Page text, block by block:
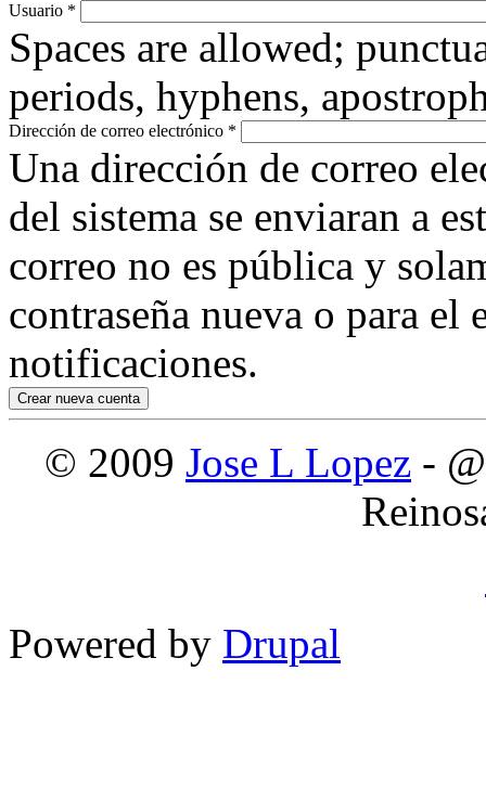
Usuario *
Spaces are allowed;
periods, hyphens,
Dirección de correo electrónico *
Una dirección de correo
del sistema se enviaran a
correo no es pública y
contraseña nueva o para
notificaciones.
© 2009 Jose L Lopez -
Powered by Drupal